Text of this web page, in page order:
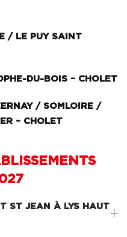
/ LE PUY SAINT
DU-BOIS – CHOLET
/ SOMLOIRE /
– CHOLET
ST JEAN À LYS HAUT